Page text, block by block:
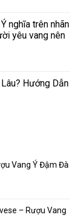
nghĩa trên nhãn
yêu vang nên
Hướng Dẫn
Vang Ý Đậm Đà
– Rượu Vang